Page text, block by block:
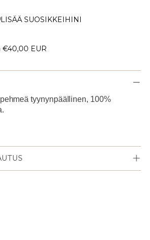
LISÄÄ SUOSIKKEIHINI
€40,00 EUR
tyynynpäällinen, 100%